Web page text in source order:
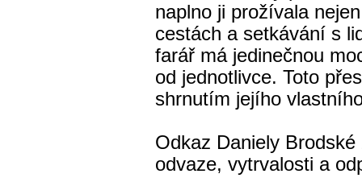
naplno ji prožívala
cestách a setkávání s
farář má jedinečnou
od jednotlivce. Toto
shrnutím jejího
Odkaz Daniely
odvaze, vytrvalosti a